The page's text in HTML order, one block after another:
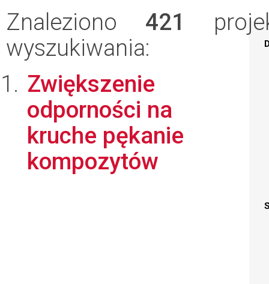
Znaleziono 421
wyszukiwania:
Zwiększenie
odporności na
kruche pękanie
kompozytów